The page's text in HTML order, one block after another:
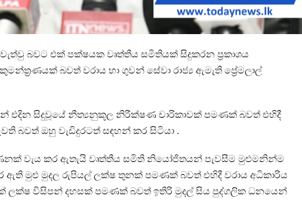
බවට එක් පක්ෂයක වෘත්තීය සමිතියක් සිදුකරන ප්‍රකාශය
බවත් වරාය හා ගුවන් සේවා රාජ්‍ය ඇමැති ප්‍රේමලාල්
එදින සිදුවූයේ නීත්‍යනුකූල නිරීක්ෂණ චාරිකාවක් පමණක් බවත් එහිදී
බවත් ඔහු වැඩිදුරටත් සඳහන් කර සිටියා .
වැය කර ඇතැයි වෘත්තීය සමිති නියෝජිතයන් පැවසීම මුළුමනින්ම
ඇති මුළු මුදල රුපියල් ලක්ෂ තුනක් පමණක් බවත් එහිදී වරාය අධිකාරිය
ලක්ෂ විසිපන් දහසක් පමණක් බවත් ඉතිරි මුදල් සිය පුද්ගලික ධනයෙන්